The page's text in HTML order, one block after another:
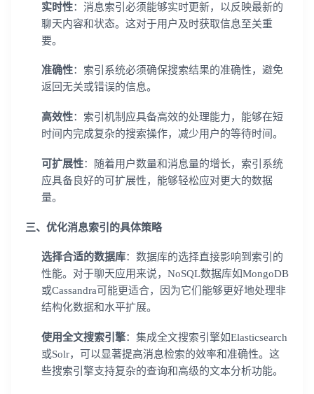
实时性：消息索引必须能够实时更新，以反映最新的
聊天内容和状态。这对于用户及时获取信息至关重
要。
准确性：索引系统必须确保搜索结果的准确性，避免
返回无关或错误的信息。
高效性：索引机制应具备高效的处理能力，能够在短
时间内完成复杂的搜索操作，减少用户的等待时间。
可扩展性：随着用户数量和消息量的增长，索引系统
应具备良好的可扩展性，能够轻松应对更大的数据
量。
三、优化消息索引的具体策略
选择合适的数据库：数据库的选择直接影响到索引的
性能。对于聊天应用来说，NoSQL数据库如MongoDB
或Cassandra可能更适合，因为它们能够更好地处理非
结构化数据和水平扩展。
使用全文搜索引擎：集成全文搜索引擎如Elasticsearch
或Solr，可以显著提高消息检索的效率和准确性。这
些搜索引擎支持复杂的查询和高级的文本分析功能。